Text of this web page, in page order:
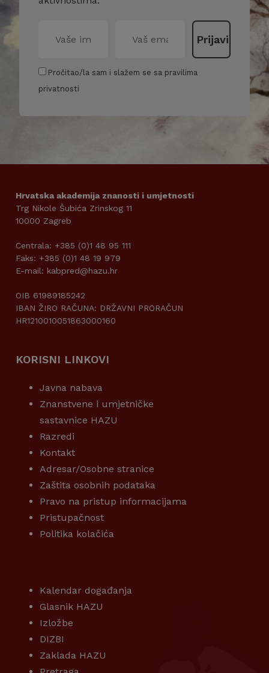
Pročitao/la sam i slažem se sa pravilima
privatnosti
Hrvatska akademija znanosti i umjetnosti
Trg Nikole Šubića Zrinskog 11
10000 Zagreb
Centrala: +385 (0)1 48 95 111
Faks: +385 (0)1 48 19 979
E-mail: kabpred@hazu.hr
OIB 61989185242
IBAN ŽIRO RAČUNA: DRŽAVNI PRORAČUN
HR1210010051863000160
KORISNI LINKOVI
Javna nabava
Znanstvene i umjetničke
sastavnice HAZU
Razredi
Kontakt
Adresar/Osobne stranice
Zaštita osobnih podataka
Pravo na pristup informacijama
Pristupačnost
Politika kolačića
Kalendar događanja
Glasnik HAZU
Izložbe
DIZBI
Zaklada HAZU